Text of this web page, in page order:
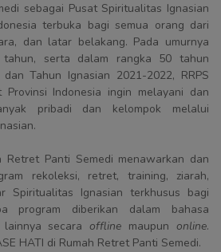
sebagai Pusat Spiritualitas Ignasian
terbuka bagi semua orang dari
dan latar belakang. Pada umurnya
serta dalam rangka 50 tahun
Tahun Ignasian 2021-2022, RRPS
Provinsi Indonesia ingin melayani dan
pribadi dan kelompok melalui
Retret Panti Semedi menawarkan dan
rekoleksi, retret, training, ziarah,
Spiritualitas Ignasian terkhusus bagi
program diberikan dalam bahasa
lainnya secaraoffline maupunonline.
HATI di Rumah Retret Panti Semedi.